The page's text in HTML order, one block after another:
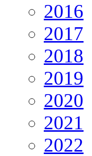
2016
2017
2018
2019
2020
2021
2022